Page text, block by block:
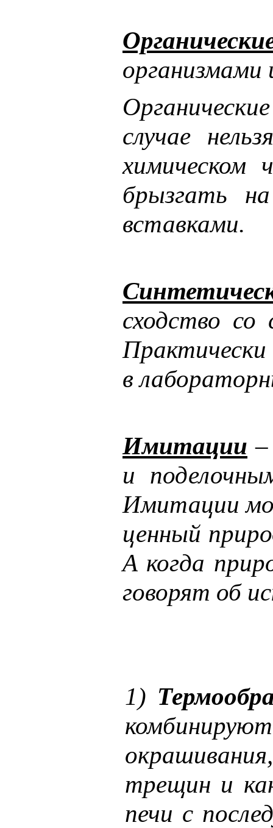
организмами
случае
химическом
брызгать
вставками.
сходство со
Практически
в
Имитации –
и
Имитации
ценный
А когда
говорят об
1)
трещин и
печи с